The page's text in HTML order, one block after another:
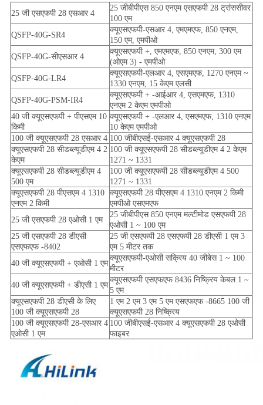
25 जी एसएफपी 28 एसआर 4
25 जीबीपीएस 850 एनएम एसएफपी 28 ट्रांससीवर
100 एम
QSFP-40G-SR4
क्यूएसएफपी-एसआर 4, एमएमएफ, 850 एनएम,
150 एम, एमपीओ
QSFP-40G-सीएसआर 4
क्यूएसएफपी +, एमएमएफ, 850 एनएम, 300 एम
(ओएम 3) - एमपीओ
QSFP-40G-LR4
क्यूएसएफपी-एलआर 4, एसएमएफ, 1270 एनएम ~
1330 एनएम, 15 केएम एलसी
QSFP-40G-PSM-IR4
क्यूएसएफपी + -आईआर 4, एसएमएफ, 1310
एनएम 2 केएम एमपीओ
40 जी क्यूएसएफपी + पीएसएम 10
किमी
क्यूएसएफपी + -एलआर 4, एसएमएफ, 1310 एनएम
10 केएम एमपीओ
100 जी क्यूएसएफपी 28 एसआर 4 100 जीबीएसई-एसआर 4 क्यूएसएफपी 28
क्यूएसएफपी 28 सीडब्ल्यूडीएम 4 2
केएम
100 जी क्यूएसएफपी 28 सीडब्ल्यूडीएम 4 2 केएम
1271 ~ 1331
क्यूएसएफपी 28 सीडब्ल्यूडीएम 4
500 एम
100 जी क्यूएसएफपी 28 सीडब्ल्यूडीएम 4 500
1271 ~ 1331
क्यूएसएफपी 28 पीएसएम 4 1310
एनएम 2 किमी
क्यूएसएफपी 28 पीएसएम 4 1310 एनएम 2 किमी
एमपीओ एसएमएफ
25 जी एसएफपी 28 एओसी 1 एम
25 जीबीपीएस 850 एनएम मल्टीमोड एसएफपी 28
एओसी 1 ~ 100 एम
25 जी एसएफपी 28 डीएसी
एसएफएफ -8402
25 जी एसएफपी 28 एसएफपी 28 डीएसी 1 एम 3
एम 5 मीटर तक
40 जी क्यूएसएफपी + एओसी 1 एम
क्यूएसएफपी-एओसी सक्रिय 40 जीबेस 1 ~ 100
मीटर
40 जी क्यूएसएफपी + डीएसी 1 एम
क्यूएसएफपी एसएफएफ 8436 निष्क्रिय केबल 1 ~
5 एम
क्यूएसएफपी 28 डीएसी के लिए
100 जी क्यूएसएफपी 28
1 एम 2 एम 3 एम 5 एम एसएफएफ -8665 100 जी
क्यूएसएफपी 28 निष्क्रिय
100 जी क्यूएसएफपी 28-एसआर 4
एओसी 1 एम
100 जीबीएसई-एसआर 4 क्यूएसएफपी 28 एओसी
फाइबर